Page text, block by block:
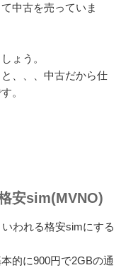
中古を売っていま
ょう。
、、、中古だから仕
。
安sim(MVNO)
われる格安simにする
的に900円で2GBの通